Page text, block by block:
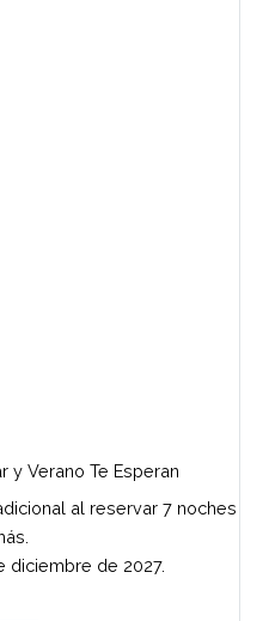
y Verano Te Esperan
al reservar 7 noches
diciembre de 2027.